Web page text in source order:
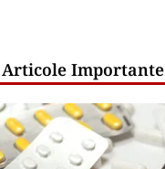
Importante